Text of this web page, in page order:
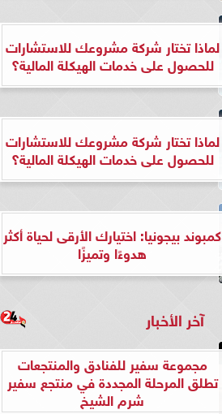
لماذا تختار شركة مشروعك للاستشارات
للحصول على خدمات الهيكلة المالية؟
لماذا تختار شركة مشروعك للاستشارات
للحصول على خدمات الهيكلة المالية؟
كمبوند بيجونيا: اختيارك الأرقى لحياة أكثر
هدوءًا وتميزًا
آخر الأخبار
مجموعة سفير للفنادق والمنتجعات
تطلق المرحلة المجددة في منتجع سفير
شرم الشيخ